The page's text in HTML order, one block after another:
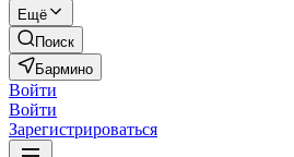
Ещё
Поиск
Бармино
Войти
Войти
Зарегистрироваться